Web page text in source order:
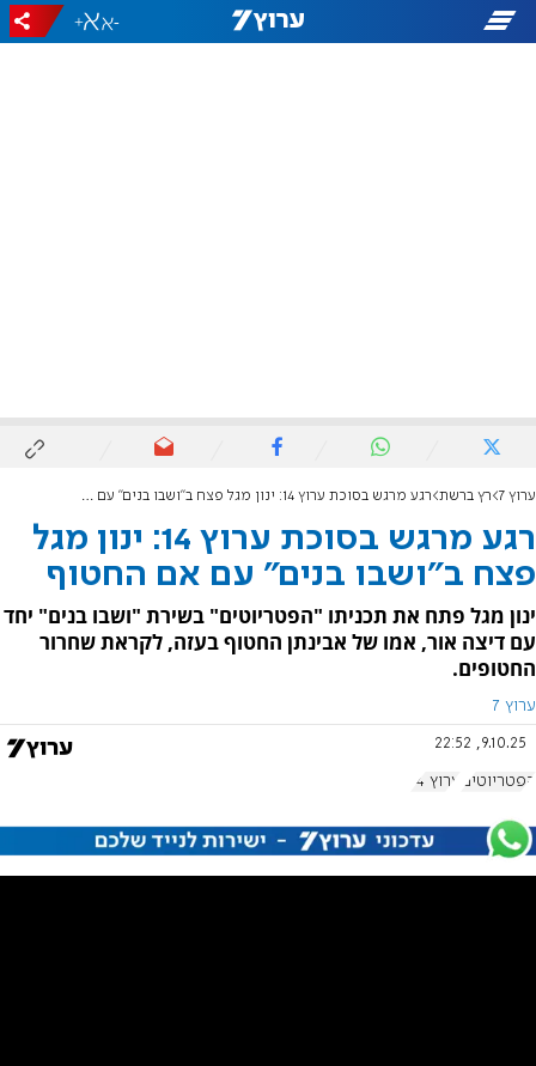
-
+
ערוץ 7 רץ ברשת רגע מרגש בסוכת ערוץ 14: ינון מגל פצח ב"ושבו בנים" עם אם החטוף
רגע מרגש בסוכת ערוץ 14: ינון מגל
פצח ב"ושבו בנים" עם אם החטוף
ינון מגל פתח את תכניתו "הפטריוטים" בשירת "ושבו בנים" יחד
עם דיצה אור, אמו של אבינתן החטוף בעזה, לקראת שחרור
החטופים.
ערוץ 7
9.10.25, 22:52
הפטריוטים ערוץ 14